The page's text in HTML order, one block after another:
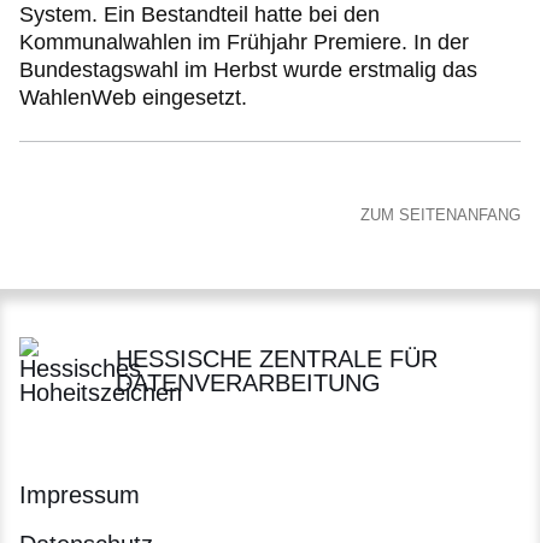
System. Ein Bestandteil hatte bei den
Kommunalwahlen im Frühjahr Premiere. In der
Bundestagswahl im Herbst wurde erstmalig das
WahlenWeb eingesetzt.
ZUM SEITENANFANG
HESSISCHE ZENTRALE FÜR
DATENVERARBEITUNG
Impressum